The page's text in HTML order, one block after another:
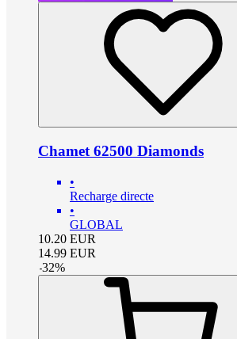
Chamet 62500 Diamonds
•
Recharge directe
•
GLOBAL
10.20 EUR
14.99 EUR
-32%